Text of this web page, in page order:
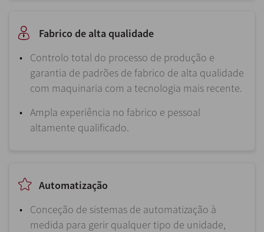
Fabrico de alta qualidade
Controlo total do processo de produção e
garantia de padrões de fabrico de alta qualidade
com maquinaria com a tecnologia mais recente.
Ampla experiência no fabrico e pessoal
altamente qualificado.
Automatização
Conceção de sistemas de automatização à
medida para gerir qualquer tipo de unidade,